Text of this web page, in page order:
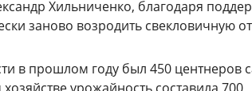
Хильниченко, благодаря
заново возродить свекловичную
в прошлом году был 450 центнеров